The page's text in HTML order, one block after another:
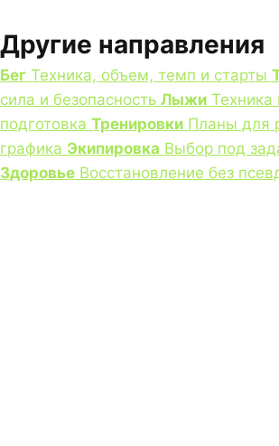
Другие направления
Бег Техника, объем, темп и старты
сила и безопасность Лыжи Техника
подготовка Тренировки Планы для
графика Экипировка Выбор под
Здоровье Восстановление без